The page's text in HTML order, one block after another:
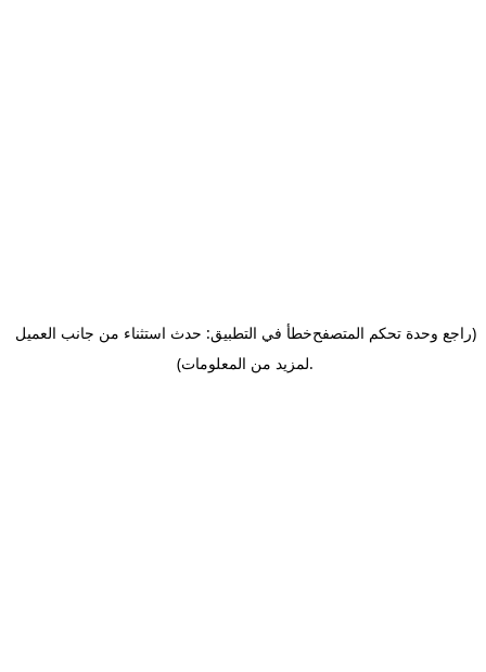
خطأ في التطبيق: حدث استثناء من جانب العميل(راجع وحدة تحكم المتصفح
لمزيد من المعلومات).